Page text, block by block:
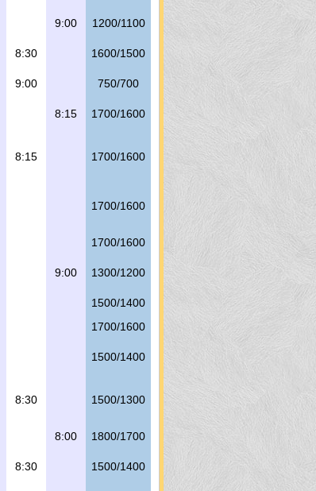
9:00
1200/1100
8:30 1600/1500
9:00
750/700
8:15 1700/1600
8:15 1700/1600
1700/1600
1700/1600
9:00 1300/1200
1500/1400
1700/1600
1500/1400
8:30 1500/1300
8:00
1800/1700
8:30 1500/1400